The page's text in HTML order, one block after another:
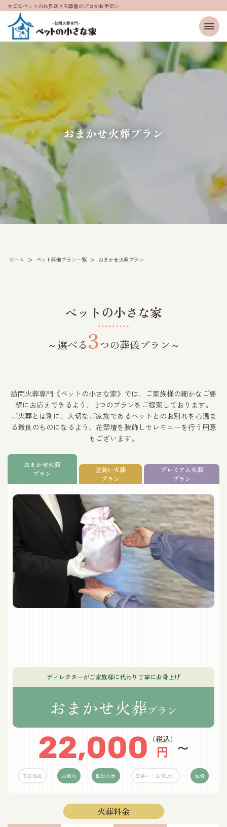
大切なペットのお見送りを葬儀のプロがお手伝い
おまかせ火葬プラン
ホーム > ペット葬儀プラン一覧 > おまかせ火葬プラン
ペットの小さな家
～選べる 3つの葬儀プラン～
訪問火葬専門《ペットの小さな家》では、ご家族様の細かなご要
望にお応えできるよう、
3つのプランをご提案しております。
ご火葬とは別に、大切なご家族であるペットとのお別れを心温ま
る最良のものになるよう、 花祭壇を装飾しセレモニーを行う用意
もございます。
おまかせ火葬
プラン
立会い火葬
プラン
プレミアム火葬
プラン
ディレクターがご家族様に代わり丁寧にお骨上げ
おまかせ火葬プラン
22,000 （税込）
円 〜
安置処置 お別れ 個別火葬 立会い・お骨上げ 返骨
火葬料金